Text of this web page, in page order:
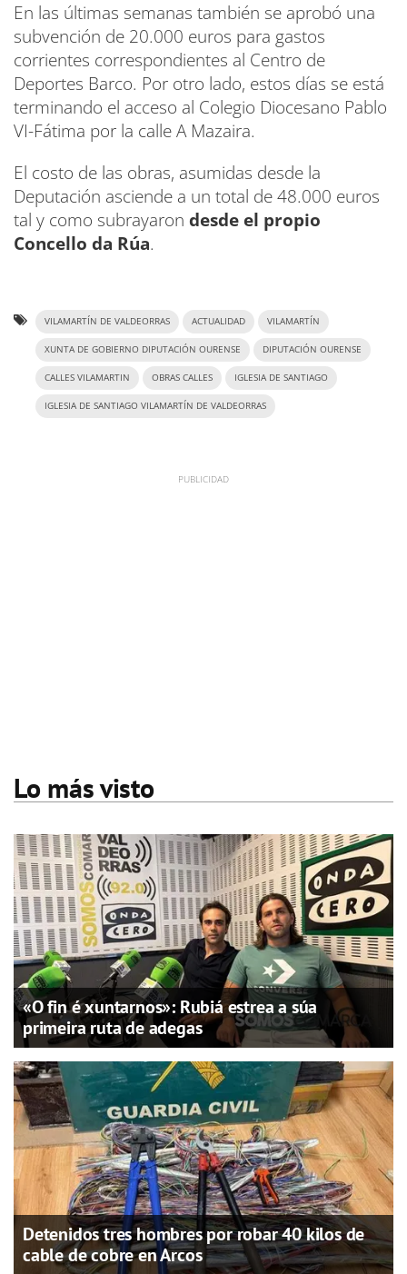
En las últimas semanas también se aprobó una
subvención de 20.000 euros para gastos
corrientes correspondientes al Centro de
Deportes Barco. Por otro lado, estos días se está
terminando el acceso al Colegio Diocesano Pablo
VI-Fátima por la calle A Mazaira.
El costo de las obras, asumidas desde la
Deputación asciende a un total de 48.000 euros
tal y como subrayaron desde el propio
Concello da Rúa.
VILAMARTÍN DE VALDEORRAS ACTUALIDAD VILAMARTÍN
XUNTA DE GOBIERNO DIPUTACIÓN OURENSE DIPUTACIÓN OURENSE
CALLES VILAMARTIN OBRAS CALLES IGLESIA DE SANTIAGO
IGLESIA DE SANTIAGO VILAMARTÍN DE VALDEORRAS
Lo más visto
«O fin é xuntarnos»: Rubiá estrea a súa
primeira ruta de adegas
Detenidos tres hombres por robar 40 kilos de
cable de cobre en Arcos